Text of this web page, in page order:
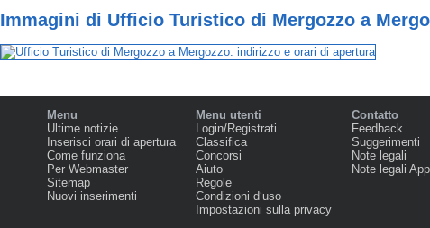
Immagini di Ufficio Turistico di Mergozzo a
Menu
Ultime notizie
Inserisci orari di apertura
Come funziona
Per Webmaster
Sitemap
Nuovi inserimenti
Menu utenti
Login/Registrati
Classifica
Concorsi
Aiuto
Regole
Condizioni d‘uso
Impostazioni sulla privacy
Contatto
Feedback
Suggerimenti
Note legali
Note legali App